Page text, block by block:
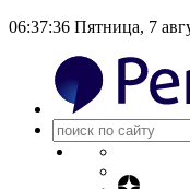
06:37:36 Пятница, 7